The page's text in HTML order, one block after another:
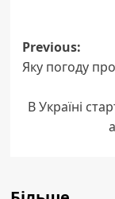
Post
Previous:
Яку погоду
В Україні